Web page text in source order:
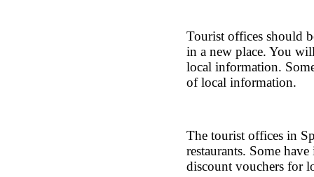
Tourist offices should
in a new place. You
local information.
of local information.
The tourist offices in
restaurants. Some
discount vouchers for